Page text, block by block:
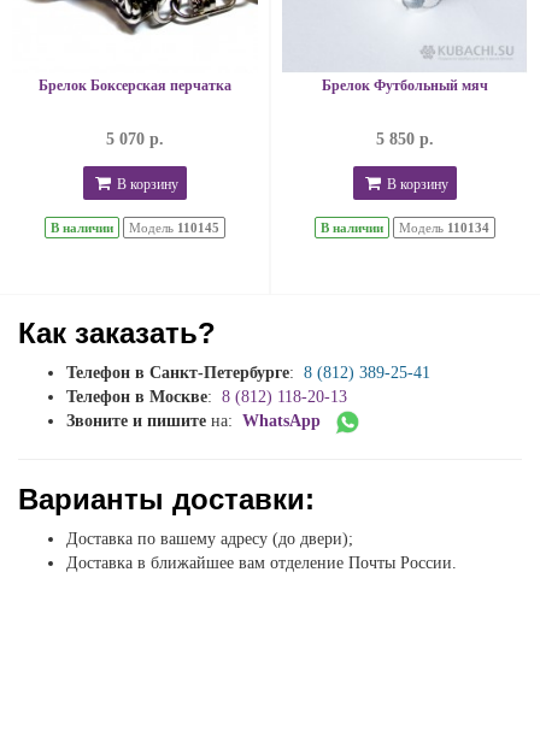
Брелок Боксерская перчатка
5 070 р.
В корзину
В наличии Модель 110145
Брелок Футбольный мяч
5 850 р.
В корзину
В наличии Модель 110134
Как заказать?
Телефон в Санкт-Петербурге: 8 (812) 389-25-41
Телефон в Москве: 8 (812) 118-20-13
Звоните и пишите на: WhatsApp
Варианты доставки:
Доставка по вашему адресу (до двери);
Доставка в ближайшее вам отделение Почты России.